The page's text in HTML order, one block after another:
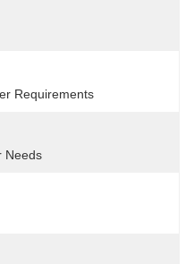
Requirements
Needs